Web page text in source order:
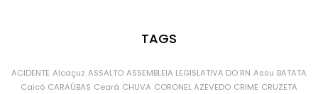
TAGS
ACIDENTE Alcaçuz ASSALTO ASSEMBLEIA LEGISLATIVA DO RN Assu BATATA
Caicó CARAÚBAS Ceará CHUVA CORONEL AZEVEDO CRIME CRUZETA